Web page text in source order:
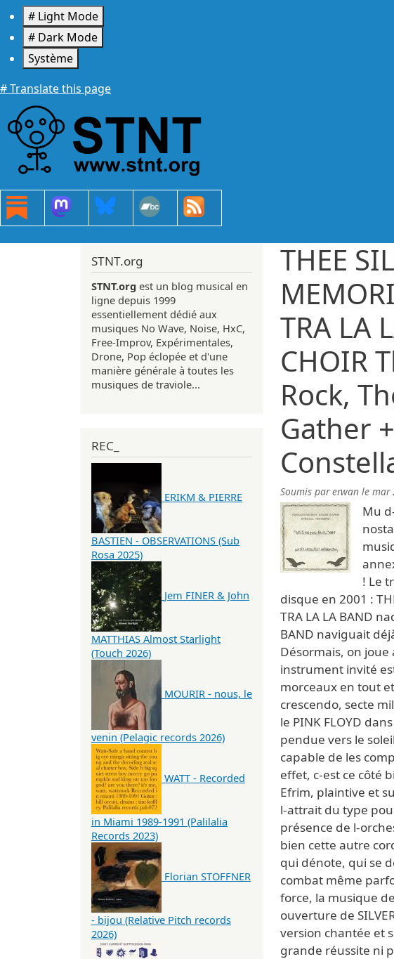
Aller au contenu principal
# Light Mode
# Dark Mode
Système
# Translate this page
THEE
TRA LA
CHOIR
Rock,
Gather
Soumis parerwan le mar
Mu
! Le
disque en 2001 :
TRA LA LA BAND
BAND naviguait
Désormais, on joue
instrument invité
morceaux en tout
crescendo, secte
le PINK FLOYD
pendue vers le
capable de les
effet, c-est ce côté
Efrim, plaintive et
l-attrait du type
présence de l-
bien cette autre
qui dénote, qui se
combat même
force, la musique
ouverture de
version chantée et
grande réussite ni
STNT.org
STNT.org est un blog musical en
ligne depuis 1999
essentiellement dédié aux
musiques No Wave, Noise, HxC,
Free-Improv, Expérimentales,
Drone, Pop éclopée et d'une
manière générale à toutes les
musiques de traviole...
REC_
ERIKM & PIERRE
BASTIEN - OBSERVATIONS (Sub
Rosa 2025)
Jem FINER & John
MATTHIAS Almost Starlight
(Touch 2026)
MOURIR - nous, le
venin (Pelagic records 2026)
WATT - Recorded
in Miami 1989-1991 (Palilalia
Records 2023)
Florian STOFFNER
- bijou (Relative Pitch records
2026)